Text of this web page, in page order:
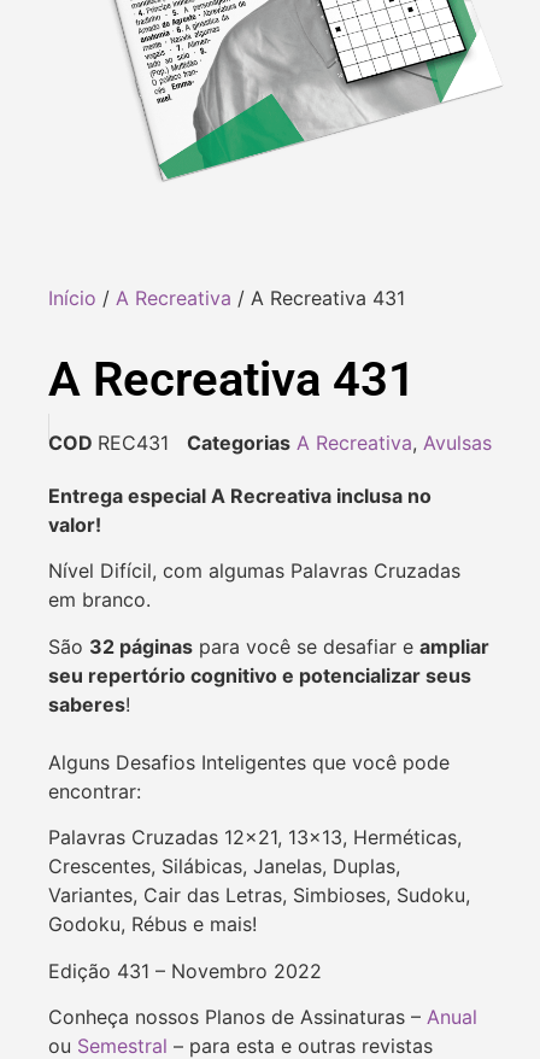
Início / A Recreativa / A Recreativa 431
A Recreativa 431
COD REC431 Categorias A Recreativa, Avulsas
Entrega especial A Recreativa inclusa no
valor!
Nível Difícil, com algumas Palavras Cruzadas
em branco.
São 32 páginas para você se desafiar e ampliar
seu repertório cognitivo e potencializar seus
saberes!
Alguns Desafios Inteligentes que você pode
encontrar:
Palavras Cruzadas 12×21, 13×13, Herméticas,
Crescentes, Silábicas, Janelas, Duplas,
Variantes, Cair das Letras, Simbioses, Sudoku,
Godoku, Rébus e mais!
Edição 431 – Novembro 2022
Conheça nossos Planos de Assinaturas – Anual
ou Semestral – para esta e outras revistas